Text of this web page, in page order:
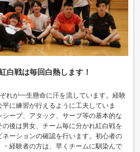
白戦は毎回白熱します！
れが一生懸命に汗を流しています。経験
に練習が行えるように工夫していま
ーブ、アタック、サーブ等の基本的な
後は男女、チーム毎に分かれ紅白戦を
ーションの確認を行います。初心者の
経験者の方は、早くチームに馴染んで